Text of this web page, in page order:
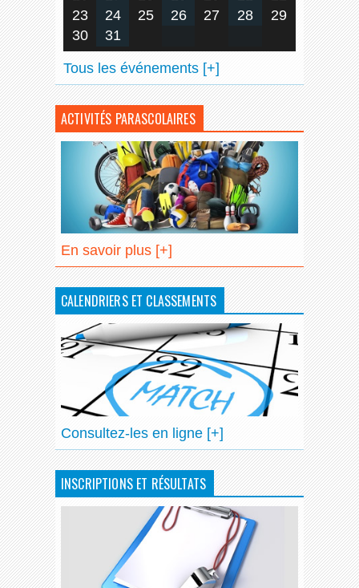
23
24 25 26 27 28
29
30
31
Tous les événements [+]
ACTIVITÉS PARASCOLAIRES
En savoir plus [+]
CALENDRIERS ET CLASSEMENTS
Consultez-les en ligne [+]
INSCRIPTIONS ET RÉSULTATS